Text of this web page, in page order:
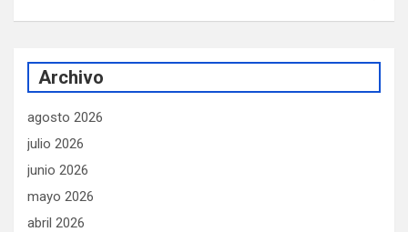
Archivo
agosto 2026
julio 2026
junio 2026
mayo 2026
abril 2026